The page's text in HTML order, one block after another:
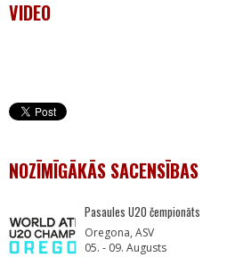
VIDEO
NOZĪMĪGĀKĀS SACENSĪBAS
Pasaules U20 čempionāts
Oregona, ASV
05. - 09. Augusts